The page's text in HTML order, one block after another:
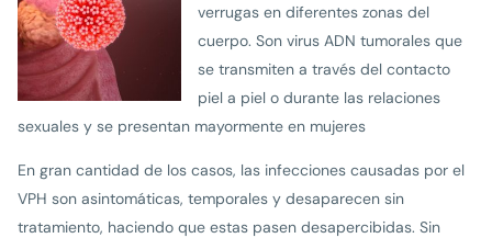
verrugas en diferentes zonas del
cuerpo. Son virus ADN tumorales que
se transmiten a través del contacto
piel a piel o durante las relaciones
sexuales y se presentan mayormente en mujeres
En gran cantidad de los casos, las infecciones causadas por el
VPH son asintomáticas, temporales y desaparecen sin
tratamiento, haciendo que estas pasen desapercibidas. Sin